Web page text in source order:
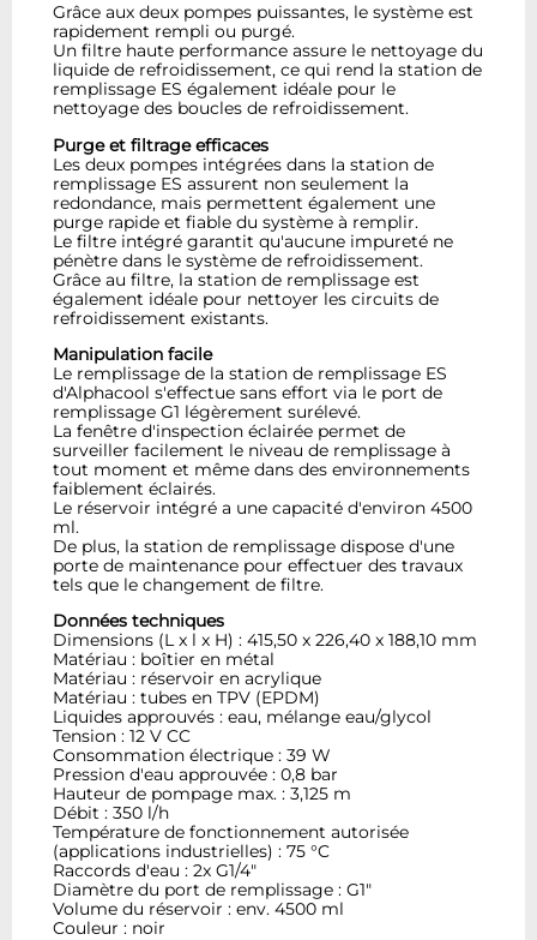
Grâce aux deux pompes puissantes, le système est
rapidement rempli ou purgé.
Un filtre haute performance assure le nettoyage du
liquide de refroidissement, ce qui rend la station de
remplissage ES également idéale pour le
nettoyage des boucles de refroidissement.
Purge et filtrage efficaces
Les deux pompes intégrées dans la station de
remplissage ES assurent non seulement la
redondance, mais permettent également une
purge rapide et fiable du système à remplir.
Le filtre intégré garantit qu'aucune impureté ne
pénètre dans le système de refroidissement.
Grâce au filtre, la station de remplissage est
également idéale pour nettoyer les circuits de
refroidissement existants.
Manipulation facile
Le remplissage de la station de remplissage ES
d'Alphacool s'effectue sans effort via le port de
remplissage G1 légèrement surélevé.
La fenêtre d'inspection éclairée permet de
surveiller facilement le niveau de remplissage à
tout moment et même dans des environnements
faiblement éclairés.
Le réservoir intégré a une capacité d'environ 4500
ml.
De plus, la station de remplissage dispose d'une
porte de maintenance pour effectuer des travaux
tels que le changement de filtre.
Données techniques
Dimensions (L x l x H) : 415,50 x 226,40 x 188,10 mm
Matériau : boîtier en métal
Matériau : réservoir en acrylique
Matériau : tubes en TPV (EPDM)
Liquides approuvés : eau, mélange eau/glycol
Tension : 12 V CC
Consommation électrique : 39 W
Pression d'eau approuvée : 0,8 bar
Hauteur de pompage max. : 3,125 m
Débit : 350 l/h
Température de fonctionnement autorisée
(applications industrielles) : 75 °C
Raccords d'eau : 2x G1/4"
Diamètre du port de remplissage : G1"
Volume du réservoir : env. 4500 ml
Couleur : noir